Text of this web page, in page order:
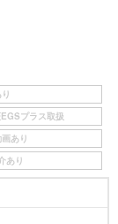
プラス取扱
あり
あり